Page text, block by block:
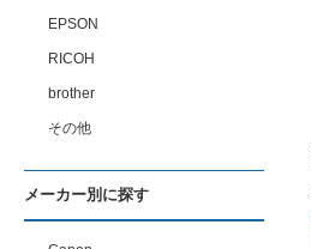
EPSON
RICOH
brother
その他
メーカー別に探す